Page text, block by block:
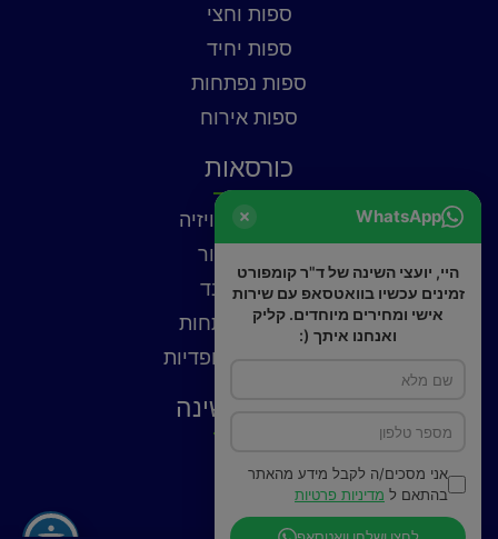
ספות וחצי
ספות יחיד
ספות נפתחות
ספות אירוח
כורסאות
כורסאות טלוויזיה
כורסאות עור
כורסאות בד
כורסאות נפתחות
כורסאות אורטופדיות
פתרונות שינה
מצעים
WhatsApp
היי, יועצי השינה של ד"ר קומפורט
זמינים עכשיו בוואטסאפ עם שירות
אישי ומחירים מיוחדים. קליק
ואנחנו איתך (:
אני מסכים/ה לקבל מידע מהאתר
בהתאם ל מדיניות פרטיות